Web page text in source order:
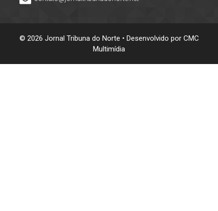
© 2026 Jornal Tribuna do Norte • Desenvolvido por CMC
Multimídia